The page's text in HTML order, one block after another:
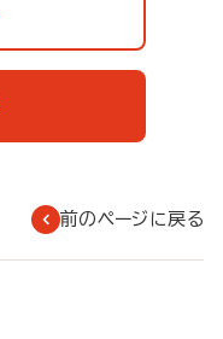
前のページに戻る